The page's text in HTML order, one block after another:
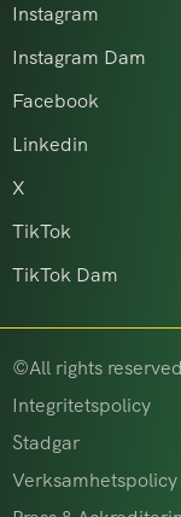
Instagram
Instagram Dam
Facebook
Linkedin
X
TikTok
TikTok Dam
©All rights reserved
Integritetspolicy
Stadgar
Verksamhetspolicy